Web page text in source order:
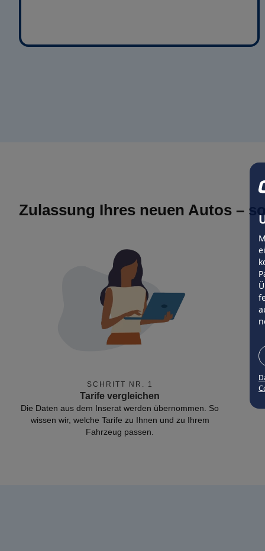
Zulassung Ihres neuen Autos –
SCHRITT NR. 1
Tarife vergleichen
Die Daten aus dem Inserat werden übernommen. So
wissen wir, welche Tarife zu Ihnen und zu Ihrem
Fahrzeug passen.